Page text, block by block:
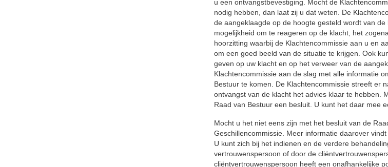
u een ontvangstbevestiging. Mocht de
nodig hebben, dan laat zij u dat weten. De
de aangeklaagde op de hoogte gesteld wordt van
mogelijkheid om te reageren op de klacht, het
hoorzitting waarbij de Klachtencommissie aan u en
om een goed beeld van de situatie te krijgen. Ook
geven op uw klacht en op het verweer van de
Klachtencommissie aan de slag met alle informatie
Bestuur te komen. De Klachtencommissie streeft er
ontvangst van de klacht het advies klaar te hebben.
Raad van Bestuur een besluit. U kunt het daar mee
Mocht u het niet eens zijn met het besluit van de
Geschillencommissie. Meer informatie daarover
U kunt zich bij het indienen en de verdere
vertrouwenspersoon of door de
cliëntvertrouwenspersoon heeft een onafhankelijke